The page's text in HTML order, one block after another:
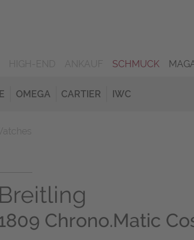
SCHMUCK
OMEGA CARTIER IWC
Breitling
Chrono.Matic